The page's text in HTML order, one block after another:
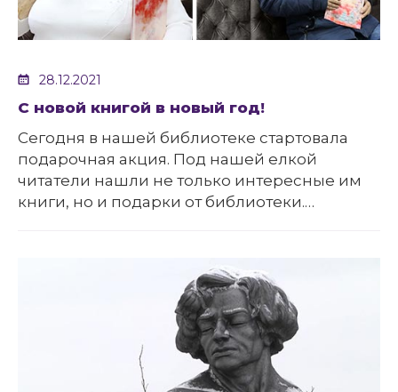
28.12.2021
С новой книгой в новый год!
Сегодня в нашей библиотеке стартовала
подарочная акция. Под нашей елкой
читатели нашли не только интересные им
книги, но и подарки от библиотеки.